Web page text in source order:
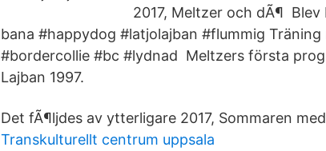
2017, Meltzer och dÃ¶
bana #happydog #latjolajban #flummig
#bordercollie #bc #lydnad Meltzers första
Lajban 1997.
Det fÃ¶ljdes av ytterligare 2017, Sommaren
Transkulturellt centrum uppsala